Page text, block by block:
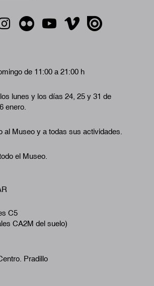
de 11:00 a 21:00 h
lunes y los días 24, 25 y 31 de
enero.
al Museo y a todas sus actividades.
el Museo.
C5
CA2M del suelo)
Pradillo